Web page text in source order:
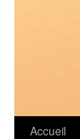
Aller
Accueil